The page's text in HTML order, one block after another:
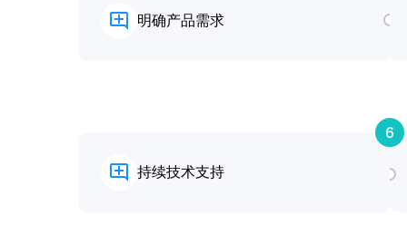
明确产品需求
6
持续技术支持